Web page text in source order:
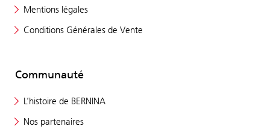
Mentions légales
Conditions Générales de Vente
Communauté
L’histoire de BERNINA
Nos partenaires